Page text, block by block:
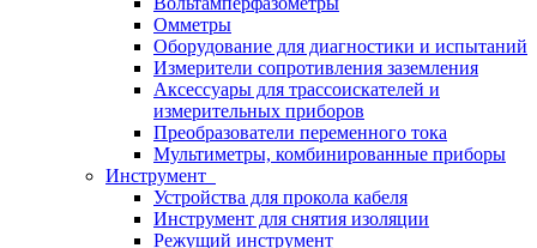
Омметры
Оборудование для диагностики и испытаний
Измерители сопротивления заземления
Аксессуары для трассоискателей и
измерительных приборов
Преобразователи переменного тока
Мультиметры, комбинированные приборы
Инструмент
Устройства для прокола кабеля
Инструмент для снятия изоляции
Режущий инструмент